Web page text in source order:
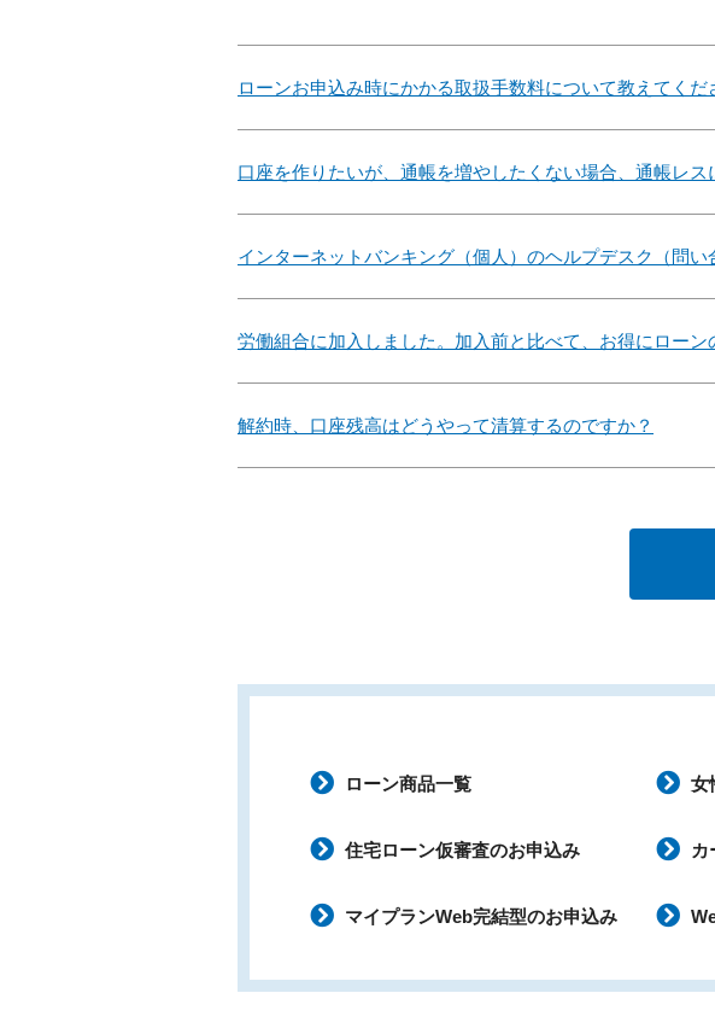
ローンお申込み時にかかる取扱手数料について教えてくだ
口座を作りたいが、通帳を増やしたくない場合、通帳レス
インターネットバンキング（個人）のヘルプデスク（問い
労働組合に加入しました。加入前と比べて、お得にローン
解約時、口座残高はどうやって清算するのですか？
ローン商品一覧 女
住宅ローン仮審査のお申込み カ
マイプランWeb完結型のお申込み